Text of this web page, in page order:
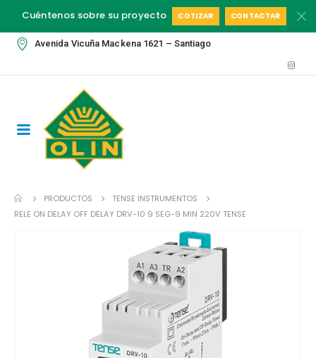
Cuéntenos sobre su proyecto COTIZAR CONTACTAR
Avenida Vicuña Mackena 1621 – Santiago
PRODUCTOS
TENSE INSTRUMENTOS
RELE ON DELAY OFF DELAY DRV-10 9 SEG-9 MIN 220V TENSE